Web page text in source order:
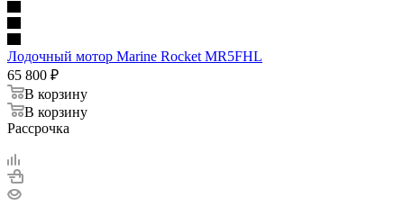
Лодочный мотор Marine Rocket MR5FHL
65 800 ₽
В корзину
В корзину
Рассрочка